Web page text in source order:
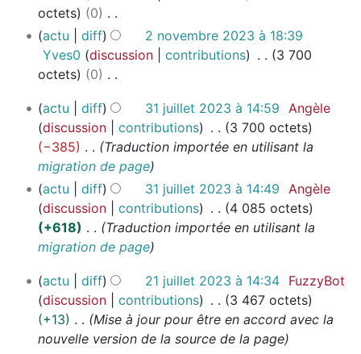
s
f
i
c
a
i
o
n
s
é
d
e
s
o
d
i
f
i
c
a
t
o
n
s
c
u
n
s
u
m
é
d
e
s
m
d
i
f
i
octets
0
A
u
c
n
r
é
s
u
m
é
d
s
m
o
d
actu diff
2 novembre 2023 à 18:39
Yves0 discussion contributions
3 700
octets
0
u
c
u
n
r
é
s
u
é
d
e
s
actu diff 31 juillet 2023 à 14:59
Angèle
discussion
contributions
3 700 octets
−385
Traduction importée en utilisant la
migration de page
actu
diff 31 juillet 2023 à 14:49
Angèle
discussion
contributions
4 085 octets
+618
Traduction importée en utilisant la
migration de page
actu diff 21 juillet 2023 à 14:34
FuzzyBot
discussion
contributions
3 467 octets
+13
Mise à jour pour être en accord avec la
nouvelle version de la source de la page